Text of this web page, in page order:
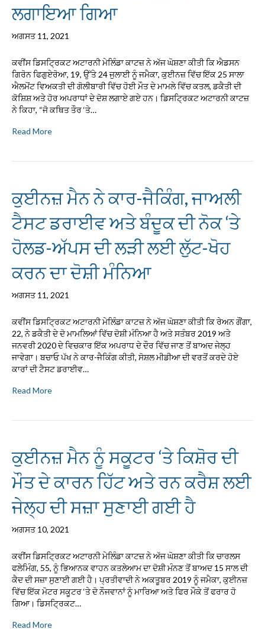
ਲਗਾਇਆ ਗਿਆ
ਅਗਸਤ 11, 2021
ਕਵੀਂਸ ਡਿਸਟ੍ਰਿਕਟ ਅਟਾਰਨੀ ਮੇਲਿੰਡਾ ਕਾਟਜ਼ ਨੇ ਅੱਜ ਘੋਸ਼ਣਾ ਕੀਤੀ ਕਿ ਐਡਸਨ
ਗਿਰੋਨ ਫਿਗੁਏਰੋਆ, 19, ਉੱਤੇ 24 ਜੁਲਾਈ ਨੂੰ ਜਮੈਕਾ, ਕੁਈਨਜ਼ ਵਿੱਚ ਇੱਕ 25 ਸਾਲਾ
ਐਲਮੋਂਟ ਵਿਅਕਤੀ ਦੀ ਗੋਲੀਬਾਰੀ ਵਿੱਚ ਹੋਈ ਮੌਤ ਦੇ ਮਾਮਲੇ ਵਿੱਚ ਕਤਲ, ਡਕੈਤੀ ਦੀ
ਕੋਸ਼ਿਸ਼ ਅਤੇ ਹੋਰ ਅਪਰਾਧਾਂ ਦੇ ਦੋਸ਼ ਲਗਾਏ ਗਏ ਹਨ। ਡਿਸਟ੍ਰਿਕਟ ਅਟਾਰਨੀ ਕਾਟਜ਼
ਨੇ ਕਿਹਾ, “ਜੋ ਕਥਿਤ ਤੌਰ ‘ਤੇ…
Read More
ਕੁਈਨਜ਼ ਮੈਨ ਨੇ ਕਾਰ-ਜੈਕਿੰਗ, ਜਾਅਲੀ
ਟੈਸਟ ਡਰਾਈਵ ਅਤੇ ਬੰਦੂਕ ਦੀ ਨੋਕ ‘ਤੇ
ਹੋਲਡ-ਅੱਪਸ ਦੀ ਲੜੀ ਲਈ ਲੁੱਟ-ਖੋਹ
ਕਰਨ ਦਾ ਦੋਸ਼ੀ ਮੰਨਿਆ
ਅਗਸਤ 11, 2021
ਕਵੀਂਸ ਡਿਸਟ੍ਰਿਕਟ ਅਟਾਰਨੀ ਮੇਲਿੰਡਾ ਕਾਟਜ਼ ਨੇ ਅੱਜ ਘੋਸ਼ਣਾ ਕੀਤੀ ਕਿ ਰੇਅਨ ਗੌਂਗਾ,
22, ਨੇ ਡਕੈਤੀ ਦੇ ਦੋ ਮਾਮਲਿਆਂ ਵਿੱਚ ਦੋਸ਼ੀ ਮੰਨਿਆ ਹੈ ਅਤੇ ਸਤੰਬਰ 2019 ਅਤੇ
ਜਨਵਰੀ 2020 ਦੇ ਵਿਚਕਾਰ ਇੱਕ ਅਪਰਾਧ ਦੇ ਦੌਰ ਵਿੱਚ ਜਾਣ ਤੋਂ ਬਾਅਦ ਜੇਲ੍ਹ
ਜਾਵੇਗਾ। ਬਚਾਓ ਪੱਖ ਨੇ ਕਾਰ-ਜੈਕਿੰਗ ਕੀਤੀ, ਸੋਸ਼ਲ ਮੀਡੀਆ ਦੀ ਵਰਤੋਂ ਕਰਦੇ ਹੋਏ
ਕਾਰਾਂ ਦੀ ਟੈਸਟ ਡਰਾਈਵ…
Read More
ਕੁਈਨਜ਼ ਮੈਨ ਨੂੰ ਸਕੂਟਰ ‘ਤੇ ਕਿਸ਼ੋਰ ਦੀ
ਮੌਤ ਦੇ ਕਾਰਨ ਹਿੱਟ ਅਤੇ ਰਨ ਕਰੈਸ਼ ਲਈ
ਜੇਲ੍ਹ ਦੀ ਸਜ਼ਾ ਸੁਣਾਈ ਗਈ ਹੈ
ਅਗਸਤ 10, 2021
ਕਵੀਂਸ ਡਿਸਟ੍ਰਿਕਟ ਅਟਾਰਨੀ ਮੇਲਿੰਡਾ ਕਾਟਜ਼ ਨੇ ਅੱਜ ਘੋਸ਼ਣਾ ਕੀਤੀ ਕਿ ਚਾਰਲਸ
ਫਲੇਮਿੰਗ, 55, ਨੂੰ ਭਿਆਨਕ ਵਾਹਨ ਕਤਲੇਆਮ ਦਾ ਦੋਸ਼ੀ ਮੰਨਣ ਤੋਂ ਬਾਅਦ 15 ਸਾਲ ਦੀ
ਕੈਦ ਦੀ ਸਜ਼ਾ ਸੁਣਾਈ ਗਈ ਹੈ। ਪ੍ਰਤੀਵਾਦੀ ਨੇ ਅਕਤੂਬਰ 2019 ਨੂੰ ਜਮੈਕਾ, ਕੁਈਨਜ਼
ਵਿੱਚ ਇੱਕ ਮੋਟਰ ਸਕੂਟਰ ‘ਤੇ ਦੋ ਨੌਜਵਾਨਾਂ ਨੂੰ ਮਾਰਿਆ ਅਤੇ ਫਿਰ ਮੌਕੇ ਤੋਂ ਫਰਾਰ ਹੋ
ਗਿਆ। ਡਿਸਟ੍ਰਿਕਟ…
Read More